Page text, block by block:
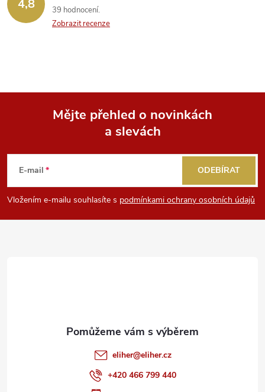
k
y
p
s
4,8
39 hodnocení
Zobrazit recenze
p
a
Mějte přehled o novinkách
a slevách
E-mail
Vložením e-mailu souhlasíte s podmínkami ochrany osobních údajů
ODEBÍRAT
eliher@eliher.cz
+420 466 799 440